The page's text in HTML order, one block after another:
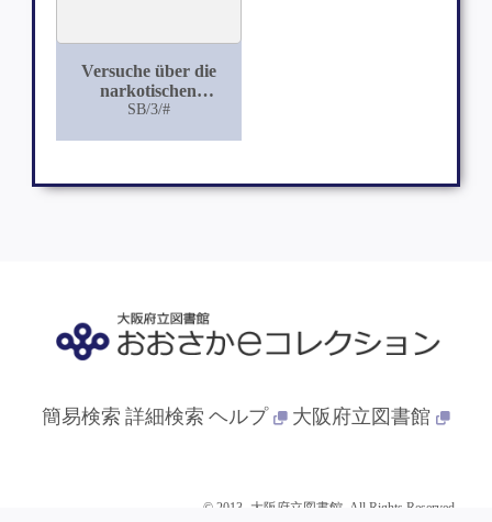
Versuche über die
narkotischen
Eigenschaften der
SB/3/#
簡易検索 詳細検索 ヘルプ 大阪府立図書館
© 2013- 大阪府立図書館. All Rights Reserved.